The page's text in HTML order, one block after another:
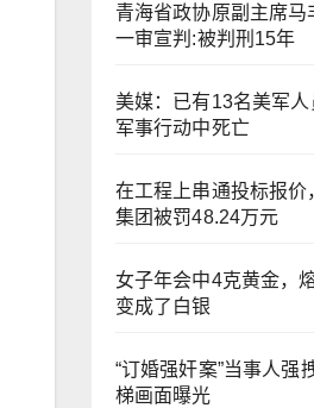
青海省政协原副主席马
一审宣判:被判刑15年
美媒：已有13名美军人
军事行动中死亡
在工程上串通投标报价
集团被罚48.24万元
女子年会中4克黄金，
变成了白银
“订婚强奸案”当事人强
梯画面曝光